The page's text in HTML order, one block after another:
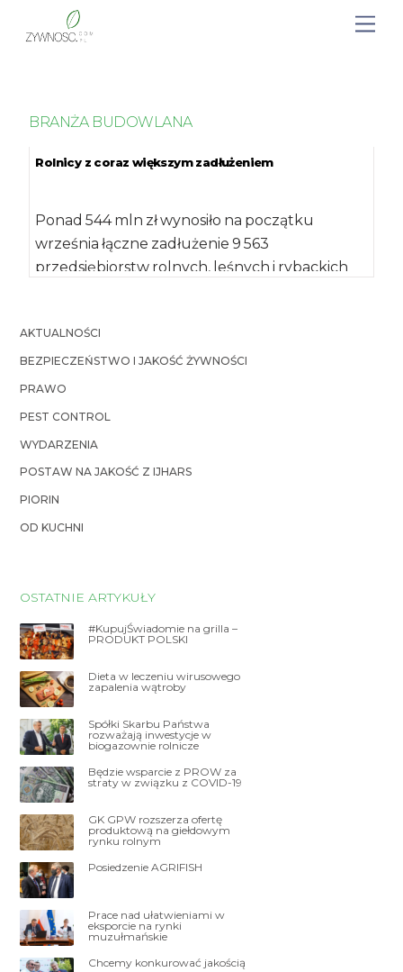
BRANŻA BUDOWLANA
Rolnicy z coraz większym zadłużeniem
Ponad 544 mln zł wynosiło na początku
września łączne zadłużenie 9 563
przedsiębiorstw rolnych, leśnych i rybackich
AKTUALNOŚCI
BEZPIECZEŃSTWO I JAKOŚĆ ŻYWNOŚCI
PRAWO
PEST CONTROL
WYDARZENIA
POSTAW NA JAKOŚĆ Z IJHARS
PIORIN
OD KUCHNI
OSTATNIE ARTYKUŁY
#KupujŚwiadomie na grilla –
PRODUKT POLSKI
Dieta w leczeniu wirusowego
zapalenia wątroby
Spółki Skarbu Państwa
rozważają inwestycje w
biogazownie rolnicze
Będzie wsparcie z PROW za
straty w związku z COVID-19
GK GPW rozszerza ofertę
produktową na giełdowym
rynku rolnym
Posiedzenie AGRIFISH
Prace nad ułatwieniami w
eksporcie na rynki
muzułmańskie
Chcemy konkurować jakością